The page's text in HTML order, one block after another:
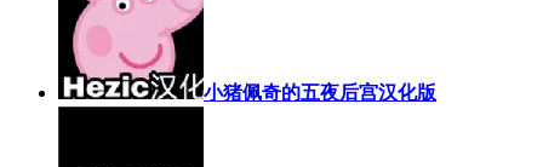
小猪佩奇的五夜后宫汉化版